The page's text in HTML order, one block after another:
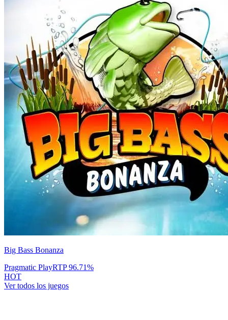
Big Bass Bonanza
Pragmatic PlayRTP96.71%
HOT
Ver todos los juegos